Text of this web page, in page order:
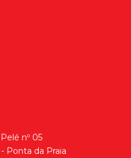
nº 05
Ponta da Praia